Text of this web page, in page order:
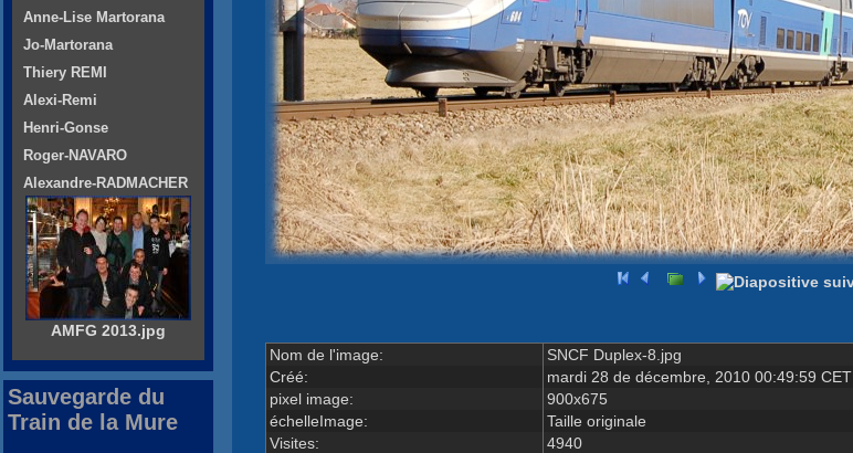
Nom de l'image:
SNCF Duplex-8.jpg
Créé:
mardi 28 de décembre, 2010 00:49:59 CET
pixel image:
900x675
échelleImage:
Taille originale
Visites:
4940
Anne-Lise Martorana
Jo-Martorana
Thiery REMI
Alexi-Remi
Henri-Gonse
Roger-NAVARO
Alexandre-RADMACHER
AMFG 2013.jpg
Sauvegarde du
Train de la Mure